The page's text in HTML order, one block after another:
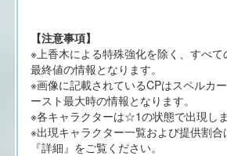
【注意事項】
※上香木による特殊強化を除く、すべて
最終値の情報となります。
※画像に記載されているCPはスペルカ
ースト最大時の情報となります。
※各キャラクターは☆1の状態で出現しま
※出現キャラクター一覧および提供割
『詳細』をご覧ください。